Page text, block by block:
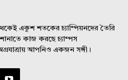
একুশ শতকের চ্যাম্পিয়নদের তৈরি
কাজ করছে চ্যাম্পস
আপনিও একজন সঙ্গী।